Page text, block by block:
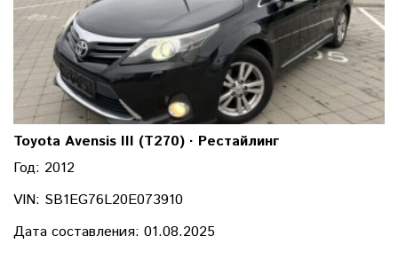
Toyota Avensis III (T270) · Рестайлинг
Год: 2012
VIN: SB1EG76L20E073910
Дата составления: 01.08.2025